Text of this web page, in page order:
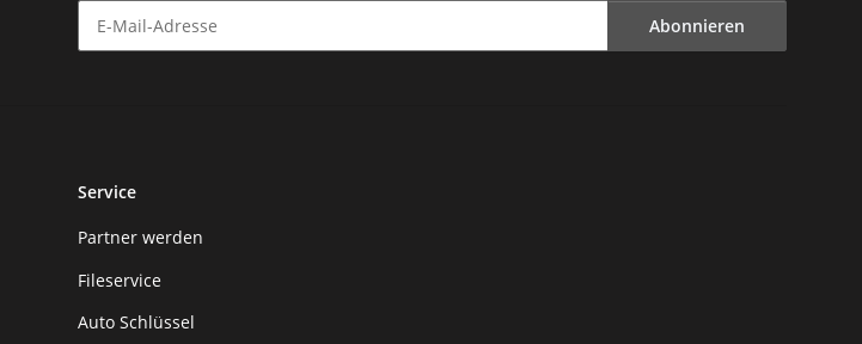
Abonnieren
Service
Partner werden
Fileservice
Auto Schlüssel